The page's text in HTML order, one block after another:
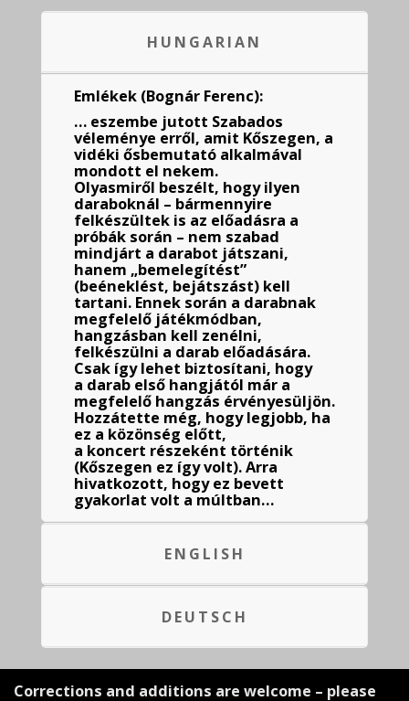
HUNGARIAN
Emlékek (Bognár Ferenc):
… eszembe jutott Szabados
véleménye erről, amit Kőszegen, a
vidéki ősbemutató alkalmával
mondott el nekem.
Olyasmiről beszélt, hogy ilyen
daraboknál – bármennyire
felkészültek is az előadásra a
próbák során – nem szabad
mindjárt a darabot játszani,
hanem „bemelegítést”
(beéneklést, bejátszást) kell
tartani. Ennek során a darabnak
megfelelő játékmódban,
hangzásban kell zenélni,
felkészülni a darab előadására.
Csak így lehet biztosítani, hogy
a darab első hangjától már a
megfelelő hangzás érvényesüljön.
Hozzátette még, hogy legjobb, ha
ez a közönség előtt,
a koncert részeként történik
(Kőszegen ez így volt). Arra
hivatkozott, hogy ez bevett
gyakorlat volt a múltban…
ENGLISH
DEUTSCH
Corrections and additions are welcome – please